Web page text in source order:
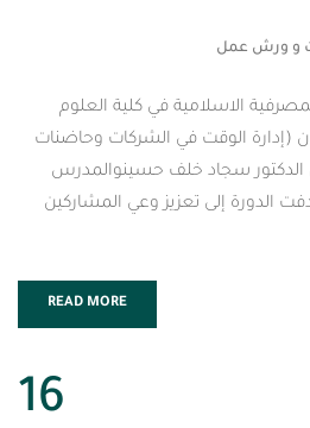
في كلية العلوم
في الشركات وحاضنات
خلف حسينوالمدرس
تعزيز وعي المشاركين